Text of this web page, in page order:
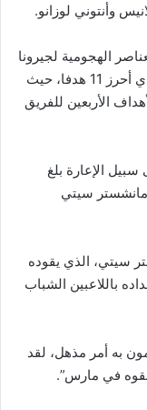
وأنتوني لوزانو.
العناصر الهجومية لجيرونا
هذا الموسم بجانب كريستيان بورتوجيس، الذي أحرز 11 هدفا، حيث
من أصل الأهداف الأربعين للفريق
الإعارة بلغ
مانشستر سيتي
سيتي، الذي يقوده
باللاعبين الشباب
به أمر مذهل، لقد
في مارس”.